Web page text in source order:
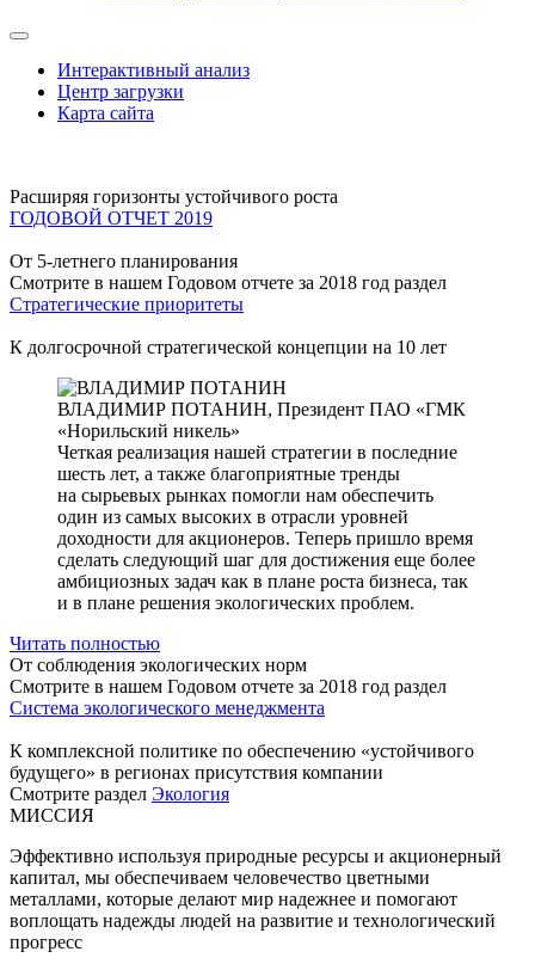
Интерактивный анализ
Центр загрузки
Карта сайта
Расширяя горизонты устойчивого роста
ГОДОВОЙ ОТЧЕТ 2019
От 5-летнего планирования
Смотрите в нашем Годовом отчете за 2018 год раздел
Стратегические приоритеты
К долгосрочной стратегической концепции на 10 лет
ВЛАДИМИР ПОТАНИН, Президент ПАО «ГМК
«Норильский никель»
Четкая реализация нашей стратегии в последние
шесть лет, а также благоприятные тренды
на сырьевых рынках помогли нам обеспечить
один из самых высоких в отрасли уровней
доходности для акционеров. Теперь пришло время
сделать следующий шаг для достижения еще более
амбициозных задач как в плане роста бизнеса, так
и в плане решения экологических проблем.
Читать полностью
От соблюдения экологических норм
Смотрите в нашем Годовом отчете за 2018 год раздел
Система экологического менеджмента
К комплексной политике по обеспечению «устойчивого
будущего» в регионах присутствия компании
Смотрите раздел Экология
МИССИЯ
Эффективно используя природные ресурсы и акционерный
капитал, мы обеспечиваем человечество цветными
металлами, которые делают мир надежнее и помогают
воплощать надежды людей на развитие и технологический
прогресс